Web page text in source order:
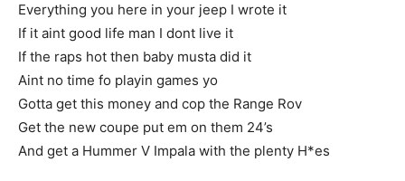
Everything you here in your jeep I wrote it
If it aint good life man I dont live it
If the raps hot then baby musta did it
Aint no time fo playin games yo
Gotta get this money and cop the Range Rov
Get the new coupe put em on them 24’s
And get a Hummer V Impala with the plenty H*es